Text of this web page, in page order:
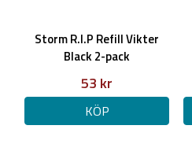
Storm R.I.P Refill Vikter
Black 2-pack
53 kr
KÖP